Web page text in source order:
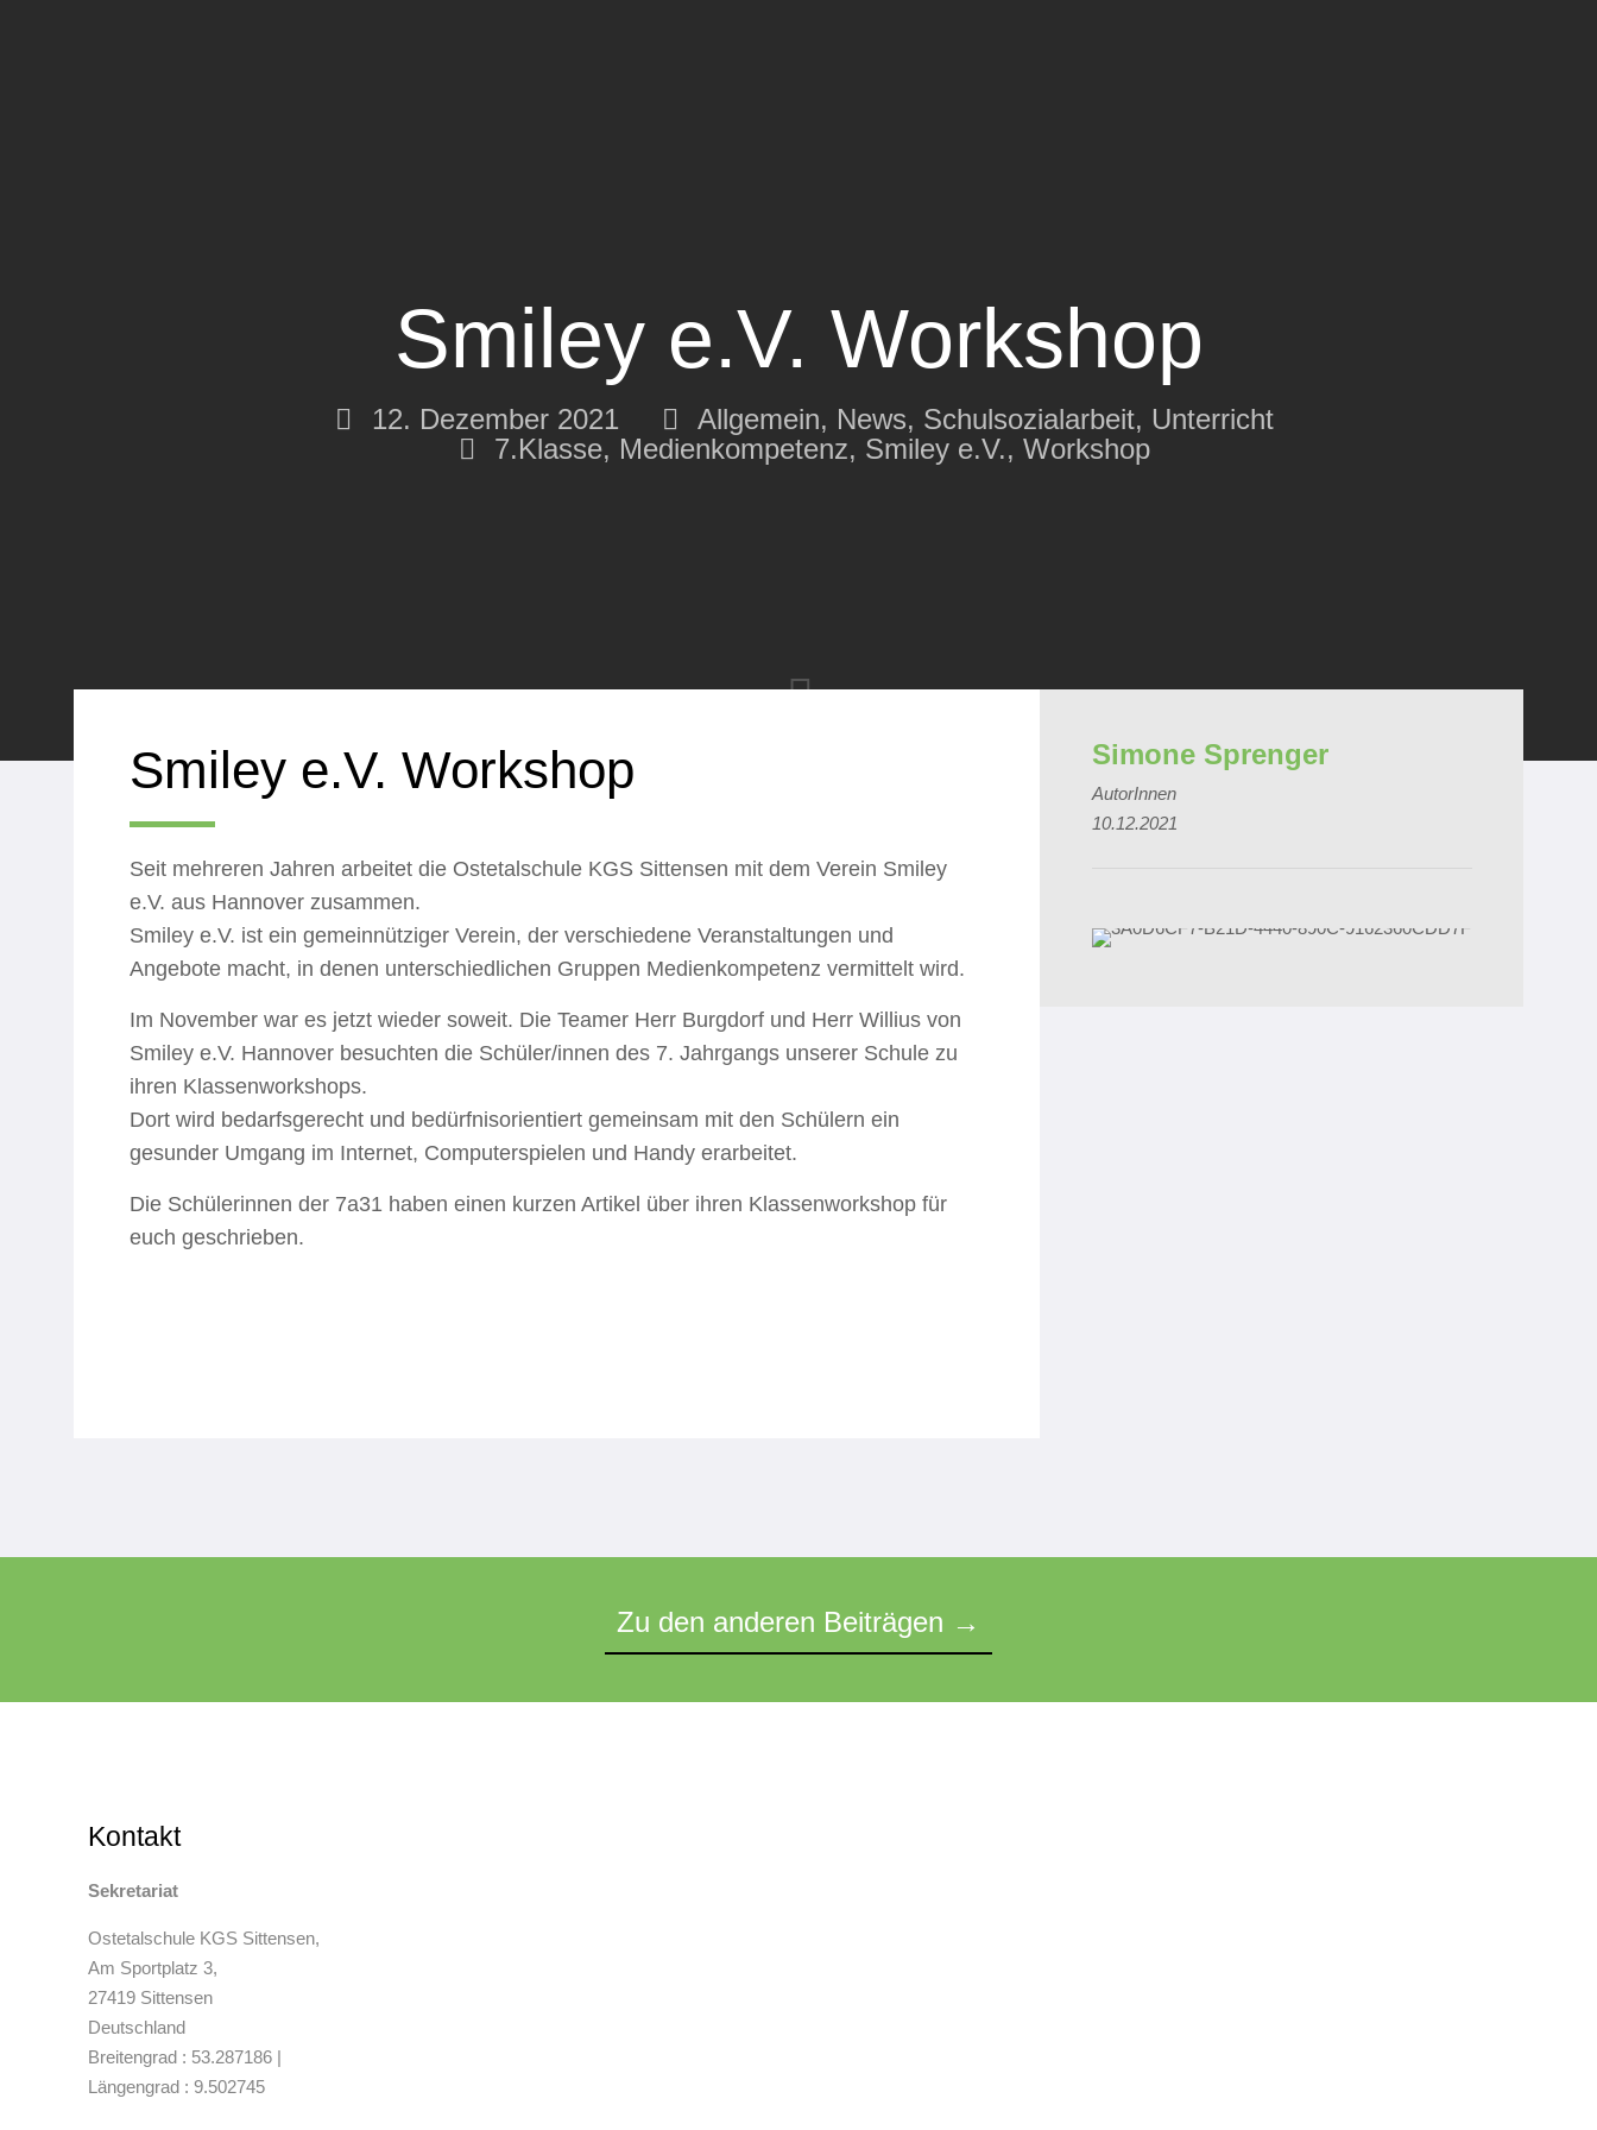
Smiley e.V. Workshop
12. Dezember 2021 Allgemein, News, Schulsozialarbeit, Unterricht
7.Klasse, Medienkompetenz, Smiley e.V.,Workshop
Smiley e.V. Workshop
Seit mehreren Jahren arbeitet die Ostetalschule KGS Sittensen mit dem Verein Smiley
e.V. aus Hannover zusammen.
Smiley e.V. ist ein gemeinnütziger Verein, der verschiedene Veranstaltungen und
Angebote macht, in denen unterschiedlichen Gruppen Medienkompetenz vermittelt wird.
Im November war es jetzt wieder soweit. Die Teamer Herr Burgdorf und Herr Willius von
Smiley e.V. Hannover besuchten die Schüler/innen des 7. Jahrgangs unserer Schule zu
ihren Klassenworkshops.
Dort wird bedarfsgerecht und bedürfnisorientiert gemeinsam mit den Schülern ein
gesunder Umgang im Internet, Computerspielen und Handy erarbeitet.
Die Schülerinnen der 7a31 haben einen kurzen Artikel über ihren Klassenworkshop für
euch geschrieben.
Simone Sprenger
AutorInnen
10.12.2021
Zu den anderen Beiträgen →
Kontakt
Sekretariat
Ostetalschule KGS Sittensen,
Am Sportplatz 3,
27419 Sittensen
Deutschland
Breitengrad : 53.287186 |
Längengrad : 9.502745